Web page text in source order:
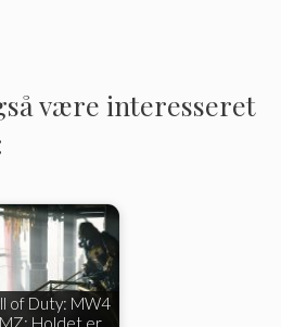
være interesseret
of Duty: MW4
Holdet er